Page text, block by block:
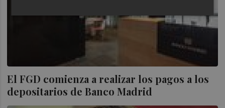
El FGD comienza a realizar los pagos a los
depositarios de Banco Madrid